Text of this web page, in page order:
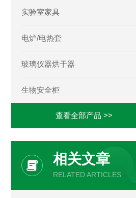
实验室家具
电炉/电热套
玻璃仪器烘干器
生物安全柜
查看全部产品 >>
相关文章
RELATED ARTICLES